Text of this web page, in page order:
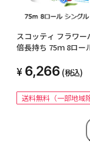
スコッティ フラワー
倍長持ち 75ｍ 8ロー
00642
6,266 (税込)
送料無料（一部地域